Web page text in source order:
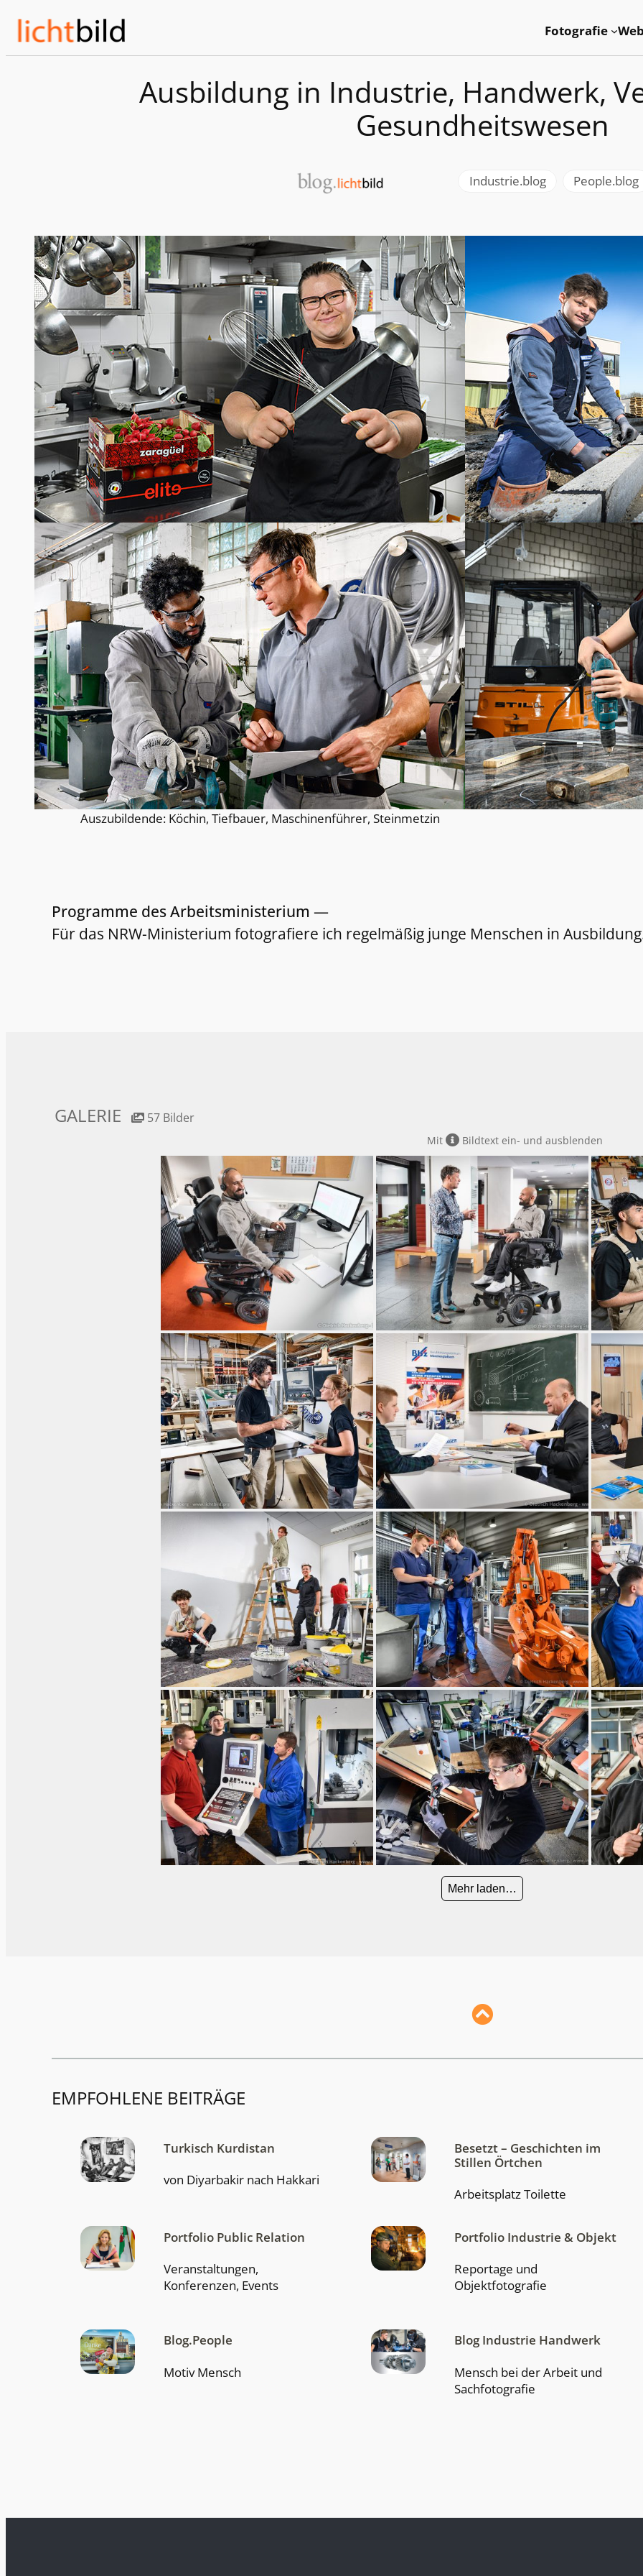
Inhalt
springen
Fotografie
Ausbildung in Industrie, Handwerk,
Gesundheitswesen
Industrie.blog People.blog
Auszubildende: Köchin, Tiefbauer, Maschinenführer, Steinmetzin
Programme des Arbeitsministerium —
Für das NRW-Ministerium fotografiere ich regelmäßig junge Menschen in
GALERIE 57 Bilder
Mit Bildtext ein- und ausblenden
Mehr laden…
EMPFOHLENE BEITRÄGE
Turkisch Kurdistan
von Diyarbakir nach Hakkari
Besetzt – Geschichten im
Stillen Örtchen
Arbeitsplatz Toilette
Portfolio Public Relation
Veranstaltungen,
Konferenzen, Events
Portfolio Industrie & Objekt
Reportage und
Objektfotografie
Blog.People
Motiv Mensch
Blog Industrie Handwerk
Mensch bei der Arbeit und
Sachfotografie